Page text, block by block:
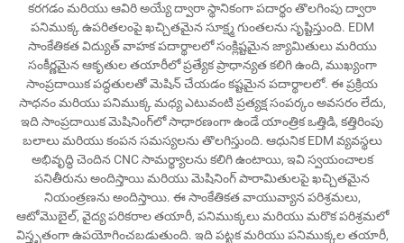
కరగడం మరియు ఆవిరి అయ్యే ద్వారా స్థానికంగా పదార్థం తొలగింపు ద్వారా
పనిముక్క ఉపరితలంపై ఖచ్చితమైన సూక్ష్మ గుంతలను సృష్టిస్తుంది. EDM
సాంకేతికత విద్యుత్ వాహక పదార్థాలలో సంక్లిష్టమైన జ్యామితులు మరియు
సంకీర్ణమైన ఆకృతుల తయారీలో ప్రత్యేక ప్రాధాన్యత కలిగి ఉంది, ముఖ్యంగా
సాంప్రదాయిక పద్ధతులతో మెషిన్ చేయడం కష్టమైన పదార్థాలలో. ఈ ప్రక్రియ
సాధనం మరియు పనిముక్క మధ్య ఎటువంటి ప్రత్యక్ష సంపర్కం అవసరం లేదు,
ఇది సాంప్రదాయిక మెషినింగ్‌లో సాధారణంగా ఉండే యాంత్రిక ఒత్తిడి, కత్తిరింపు
బలాలు మరియు కంపన సమస్యలను తొలగిస్తుంది. ఆధునిక EDM వ్యవస్థలు
అభివృద్ధి చెందిన CNC సామర్థ్యాలను కలిగి ఉంటాయి, ఇవి స్వయంచాలక
పనితీరును అందిస్తాయి మరియు మెషినింగ్ పారామితులపై ఖచ్చితమైన
నియంత్రణను అందిస్తాయి. ఈ సాంకేతికత వాయువ్యాన పరిశ్రమలు,
ఆటోమొబైల్, వైద్య పరికరాల తయారీ, పనిముక్కలు మరియు మరొక పరిశ్రమలో
విస్తృతంగా ఉపయోగించబడుతుంది. ఇది పట్టక మరియు పనిముక్కల తయారీ,